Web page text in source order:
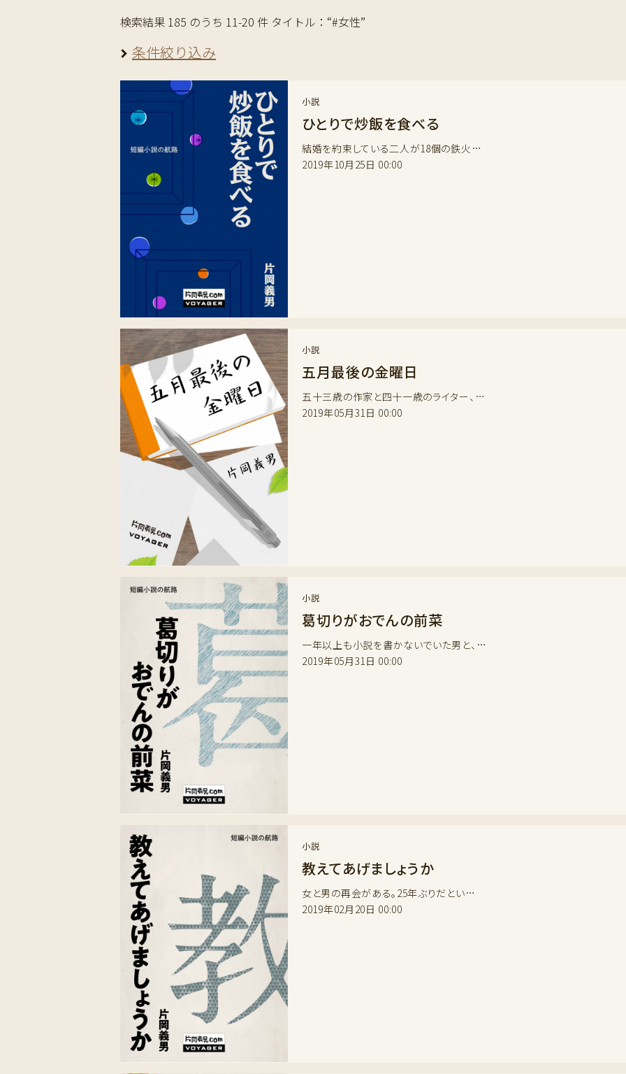
検索結果 185 のうち 11-20 件 タイトル：“#女性”
条件絞り込み
小説
ひとりで炒飯を食べる
結婚を約束している二人が18個の鉄火…
2019年10月25日 00:00
小説
五月最後の金曜日
五十三歳の作家と四十一歳のライター、…
2019年05月31日 00:00
小説
葛切りがおでんの前菜
一年以上も小説を書かないでいた男と、…
2019年05月31日 00:00
小説
教えてあげましょうか
女と男の再会がある。25年ぶりだとい…
2019年02月20日 00:00